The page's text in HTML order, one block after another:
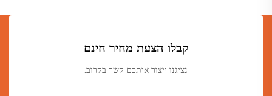
קבלו הצעת מחיר חינם
נציגנו ייצור איתכם קשר בקרוב.